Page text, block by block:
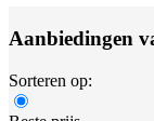
Aanbiedingen
Sorteren op: